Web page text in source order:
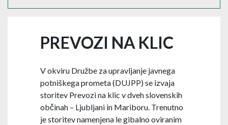
PREVOZI NA KLIC
V okviru Družbe za upravljanje javnega
potniškega prometa (DUJPP) se izvaja
storitev Prevozi na klic v dveh slovenskih
občinah – Ljubljani in Mariboru. Trenutno
je storitev namenjena le gibalno oviranim